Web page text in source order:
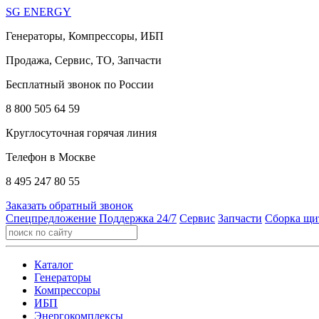
SG ENERGY
Генераторы, Компрессоры, ИБП
Продажа, Сервис, ТО, Запчасти
Бесплатный звонок по России
8 800 505 64 59
Круглосуточная горячая линия
Телефон в Москве
8 495 247 80 55
Заказать обратный звонок
Спецпредложение Поддержка 24/7 Сервис Запчасти Сборка
Каталог
Генераторы
Компрессоры
ИБП
Энергокомплексы